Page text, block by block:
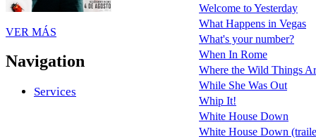
VER MÁS
Navigation
Services
Welcome to Yesterday
What Happens in Vegas
What's your number?
When In Rome
Where the Wild Things
While She Was Out
Whip It!
White House Down
White House Down